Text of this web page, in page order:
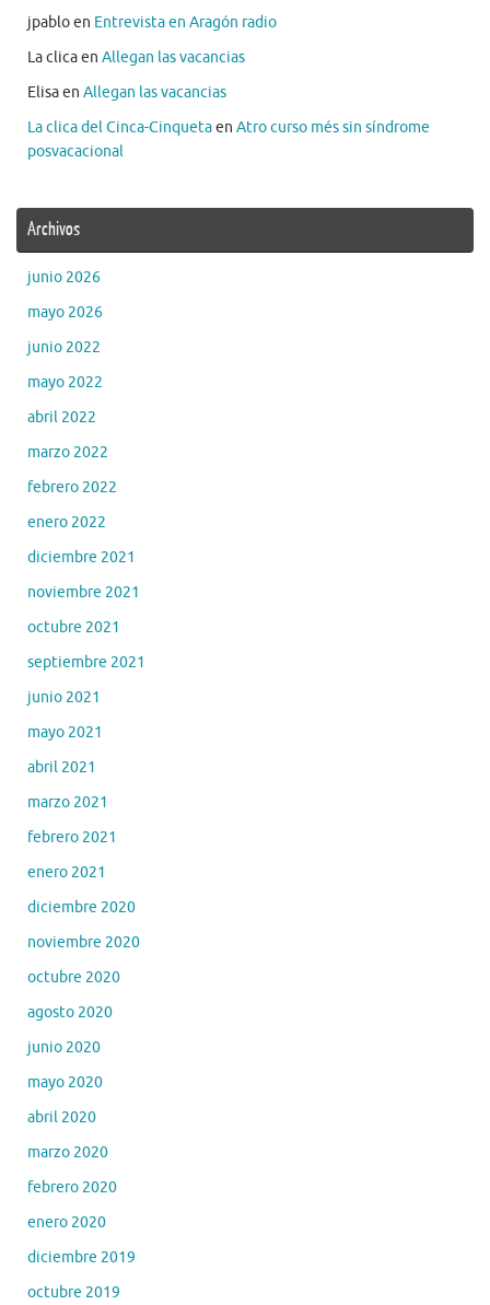
jpabloen Entrevista en Aragón radio
La clicaen Allegan las vacancias
Elisaen Allegan las vacancias
La clica del Cinca-Cinquetaen Atro curso més sin síndrome
posvacacional
Archivos
junio 2026
mayo 2026
junio 2022
mayo 2022
abril 2022
marzo 2022
febrero 2022
enero 2022
diciembre 2021
noviembre 2021
octubre 2021
septiembre 2021
junio 2021
mayo 2021
abril 2021
marzo 2021
febrero 2021
enero 2021
diciembre 2020
noviembre 2020
octubre 2020
agosto 2020
junio 2020
mayo 2020
abril 2020
marzo 2020
febrero 2020
enero 2020
diciembre 2019
octubre 2019